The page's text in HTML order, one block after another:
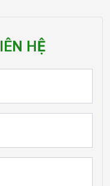
HỆ